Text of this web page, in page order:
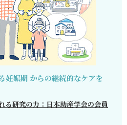
妊娠期 からの継続的なケアを
る研究の力：日本助産学会の会員